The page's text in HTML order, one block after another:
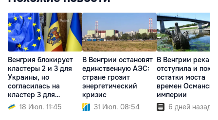
Венгрия блокирует
кластеры 2 и 3 для
Украины, но
согласилась на
кластер 3 для
Молдовы
18 Июл. 11:45
В Венгрии остановят
единственную АЭС:
стране грозит
энергетический
кризис
31 Июл. 08:54
В Венгрии река
отступила и
остатки моста
времен
империи
6 дней назад